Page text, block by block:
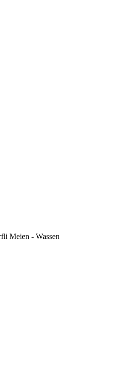
Meien - Wassen